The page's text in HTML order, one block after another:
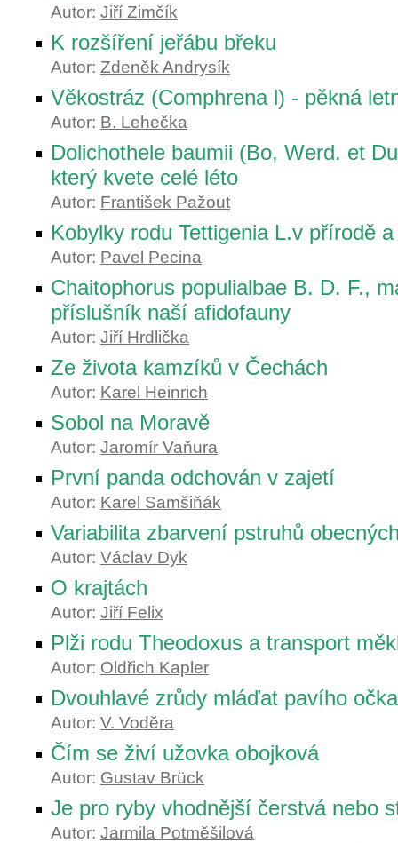
Autor: Jiří Zimčík
K rozšíření jeřábu břeku
Autor: Zdeněk Andrysík
Věkostráz (Comphrena l) - pěkná
Autor: B. Lehečka
Dolichothele baumii (Bo, Werd. et
který kvete celé léto
Autor: František Pažout
Kobylky rodu Tettigenia L.v přírodě
Autor: Pavel Pecina
Chaitophorus populialbae B. D. F.,
příslušník naší afidofauny
Autor: Jiří Hrdlička
Ze života kamzíků v Čechách
Autor: Karel Heinrich
Sobol na Moravě
Autor: Jaromír Vaňura
První panda odchován v zajetí
Autor: Karel Samšiňák
Variabilita zbarvení pstruhů
Autor: Václav Dyk
O krajtách
Autor: Jiří Felix
Plži rodu Theodoxus a transport
Autor: Oldřich Kapler
Dvouhlavé zrůdy mláďat pavího očka
Autor: V. Voděra
Čím se živí užovka obojková
Autor: Gustav Brück
Je pro ryby vhodnější čerstvá nebo
Autor: Jarmila Potměšilová